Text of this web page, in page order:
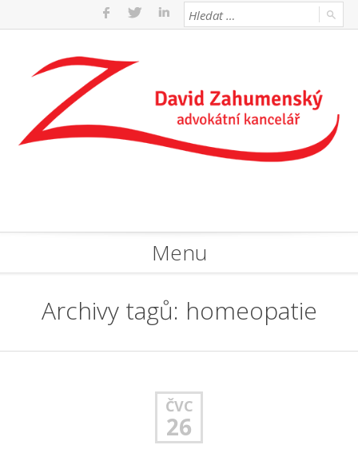
Menu
Archivy tagů: homeopatie
ČVC
26